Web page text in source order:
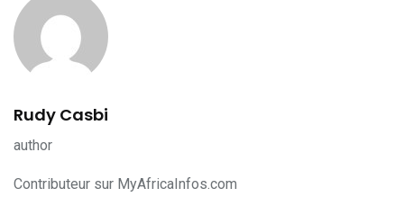
Rudy Casbi
author
Contributeur sur MyAfricaInfos.com